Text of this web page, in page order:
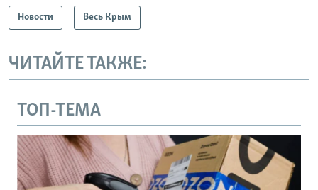
Новости Весь Крым
ЧИТАЙТЕ ТАКЖЕ:
ТОП-ТЕМА